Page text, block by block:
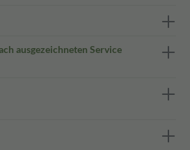
ausgezeichneten Service